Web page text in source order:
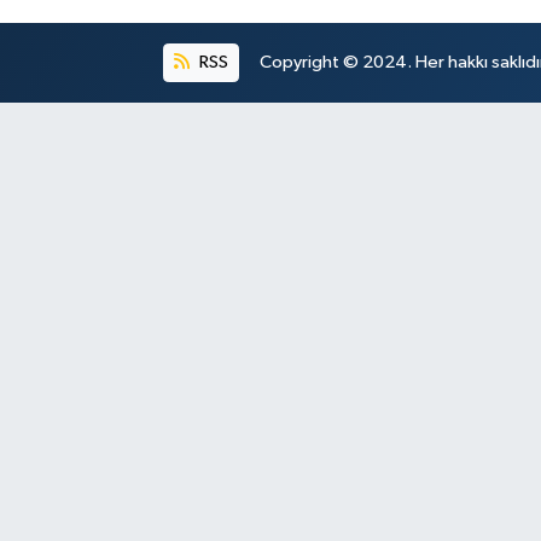
RSS Copyright © 2024. Her hakkı